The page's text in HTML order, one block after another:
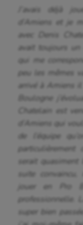
J’avais déjà
d’Amiens et je
avec Denis
avait toujours
qui me
peu les mêmes
arrivé à Amiens
Boulogne
Chatelain est
d’Amiens qui
de l’équipe
serait
suite
jouer en Pro
professionnelle.
super bien